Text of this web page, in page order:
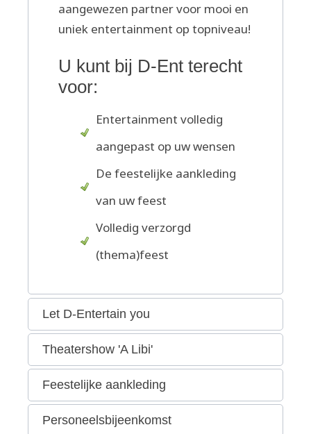
aangewezen partner voor mooi en
uniek entertainment op topniveau!
U kunt bij D-Ent terecht
voor:
Entertainment volledig
aangepast op uw wensen
De feestelijke aankleding
van uw feest
Volledig verzorgd
(thema)feest
Let D-Entertain you
Theatershow 'A Libi'
Feestelijke aankleding
Personeelsbijeenkomst